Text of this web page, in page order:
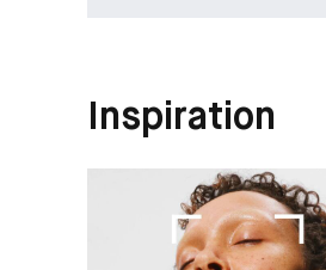
Inspiration